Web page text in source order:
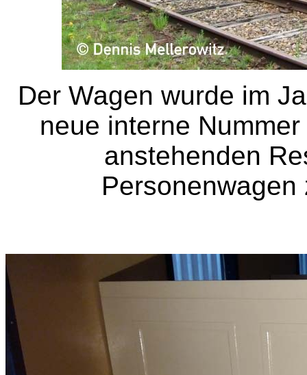
Der Wagen wurde im
neue interne
anstehenden